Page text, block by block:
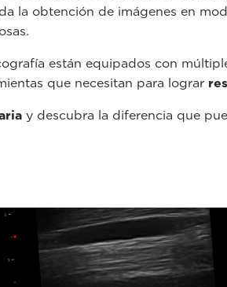
la obtención de imágenes en
están equipados con
que necesitan para lograr
y descubra la diferencia que